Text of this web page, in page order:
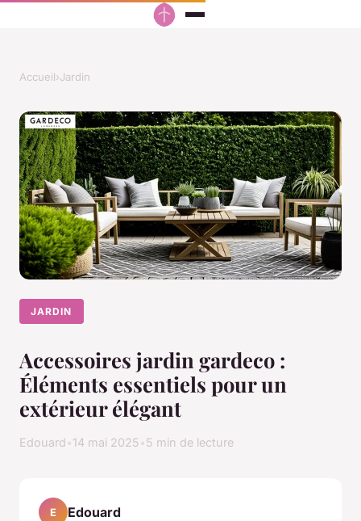
Accueil›Jardin
JARDIN
Accessoires jardin gardeco :
Éléments essentiels pour un
extérieur élégant
Edouard 14 mai 2025 5 min de lecture
E Edouard